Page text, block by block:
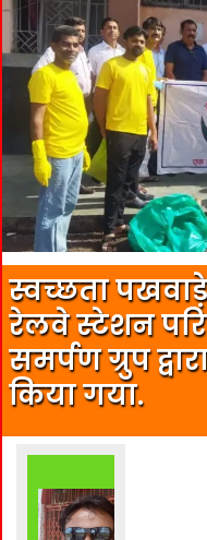
स्वच्छता
रेलवे स्टेशन
समर्पण ग्रुप
किया गया.